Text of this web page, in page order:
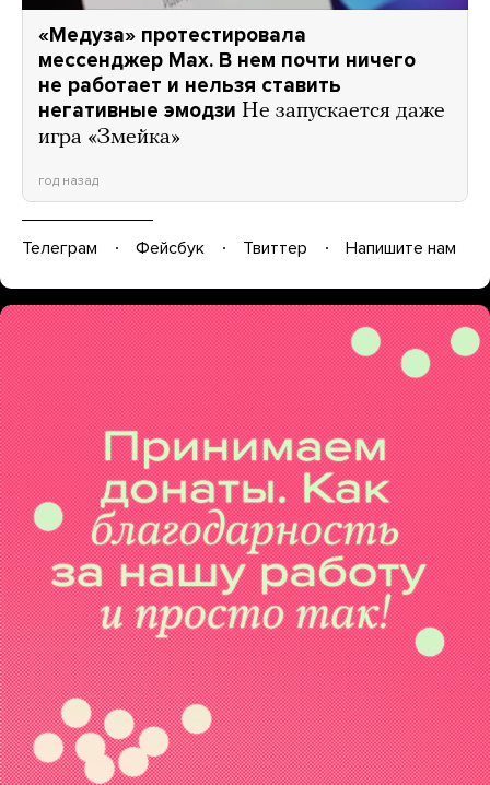
«Медуза» протестировала
мессенджер Max. В нем почти ничего
не работает и нельзя ставить
негативные эмодзи Не запускается даже
игра «Змейка»
год назад
Телеграм Фейсбук Твиттер Напишите нам